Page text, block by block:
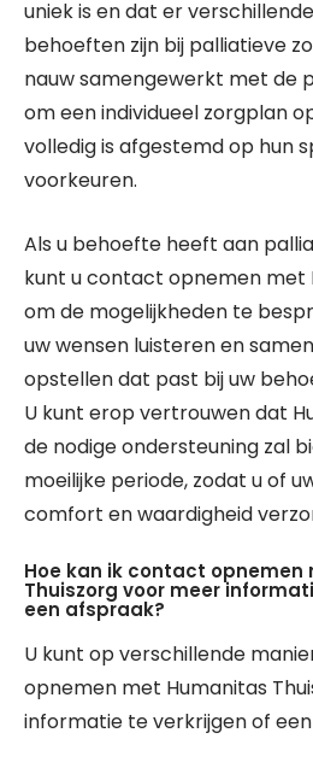
uniek is en dat er
behoeften zijn bij palliatieve
nauw samengewerkt met de
om een individueel zorgplan
volledig is afgestemd op hun
voorkeuren.
Als u behoefte heeft aan
kunt u contact opnemen met
om de mogelijkheden te
uw wensen luisteren en
opstellen dat past bij uw
U kunt erop vertrouwen dat
de nodige ondersteuning zal
moeilijke periode, zodat u of
comfort en waardigheid
Hoe kan ik contact opnemen
Thuiszorg voor meer
een afspraak?
U kunt op verschillende
opnemen met Humanitas
informatie te verkrijgen of